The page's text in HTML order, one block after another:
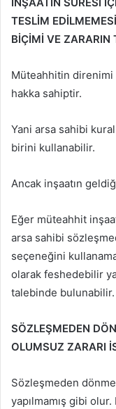
TESLİM
BİÇİMİ VE ZARARIN
Müteahhitin
hakka sahiptir.
Yani arsa sahibi
birini kullanabilir.
Ancak inşaatın
Eğer müteahhit
arsa sahibi
seçeneğini
olarak feshedebilir
talebinde bulunabilir.
SÖZLEŞMEDEN
OLUMSUZ ZARARI
Sözleşmeden
yapılmamış gibi